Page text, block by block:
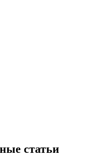
статьи